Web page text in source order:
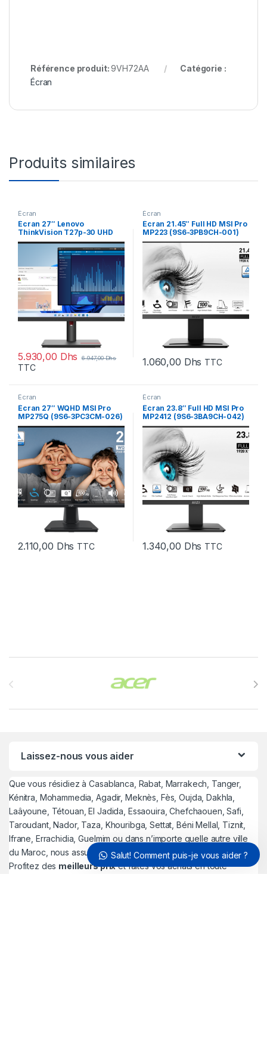
Référence produit:9VH72AA
Catégorie :
Écran
Produits similaires
Écran
Écran 27″ Lenovo
ThinkVision T27p-30 UHD
Type-C (63A9GAT1EU)
5.930,00 Dhs 6.947,00Dhs
TTC
Écran
Écran 21.45″ Full HD MSI Pro
MP223 (9S6-3PB9CH-001)
1.060,00 Dhs TTC
Écran
Écran 27″ WQHD MSI Pro
MP275Q (9S6-3PC3CM-026)
2.110,00 Dhs TTC
Écran
Écran 23.8″ Full HD MSI Pro
MP2412 (9S6-3BA9CH-042)
1.340,00 Dhs TTC
Laissez-nous vous aider
Que vous résidiez à Casablanca, Rabat, Marrakech, Tanger,
Kénitra, Mohammedia, Agadir, Meknès, Fès, Oujda, Dakhla,
Laâyoune, Tétouan, El Jadida, Essaouira, Chefchaouen, Safi,
Taroudant, Nador, Taza, Khouribga, Settat, Béni Mellal, Tiznit,
Ifrane, Errachidia, Guelmim ou dans n’importe quelle autre ville
du Maroc, nous assurons la livraison où que vous soyez.
Profitez des meilleurs prixet faites vos achats en toute
Salut! Comment puis-je vous aider ?